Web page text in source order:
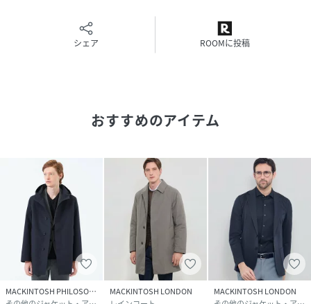
後継モデルとして誕生した、「DUNFORD（ダンフォー
ド）」のフーデッドモデルです。自然にフィットした裾に向
ウンライナーを装備した仕様になっており、ファスナーで簡
いシーズンで着用が可能です。ライナーに静電気防止テープ
を使用している為、静電気を帯電しにくい機能も付与してい
ます。
【お知らせ】
画像のイエロー色は現在販売しておりません。予めご了承く
ださい。
身長186B96W78H95着用サイズ：40
シェア ROOMに投稿
おすすめのアイテム
MACKINTOSH PHILOSOPHY
MACKINTOSH LONDON
MACKINTOSH LONDON